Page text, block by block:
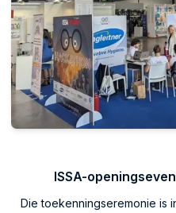
ISSA-
Die toekenningseremonie is